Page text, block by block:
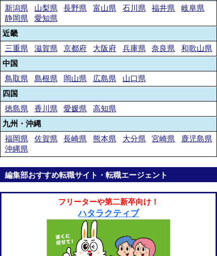
新潟県
山梨県 長野県 富山県 石川県 福井県
岐阜県
静岡県
愛知県
近畿
三重県
滋賀県 京都府 大阪府 兵庫県 奈良県
和歌山県
中国
鳥取県
島根県 岡山県 広島県
山口県
四国
徳島県
香川県 愛媛県
高知県
九州・沖縄
福岡県
佐賀県 長崎県 熊本県 大分県 宮崎県
鹿児島県
沖縄県
編集部おすすめ転職サイト・転職エージェント
フリーターや第二新卒向け！
ハタラクティブ